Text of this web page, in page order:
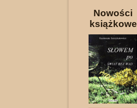
Nowości
książkowe